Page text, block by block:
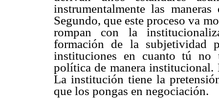
instrumentalmente las
Segundo, que este proceso va
rompan con la
formación de la subjetividad
instituciones en cuanto tú no
política de manera institucional.
La institución tiene la
que los pongas en negociación.